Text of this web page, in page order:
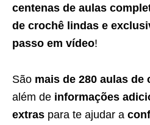
centenas de aulas
de crochê lindas e
passo em vídeo!
São mais de 280 aulas de
além de informações
extras para te ajudar a